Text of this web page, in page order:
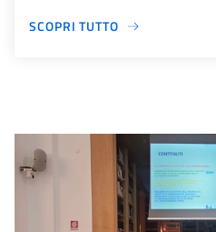
SCOPRI TUTTO